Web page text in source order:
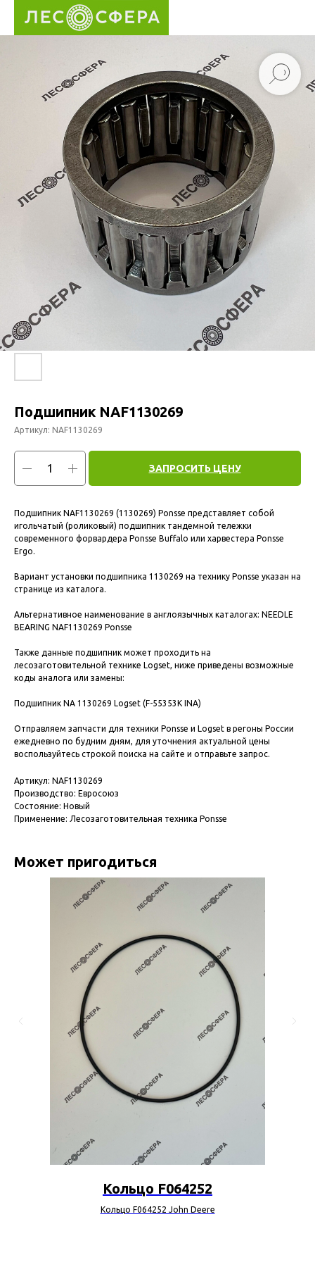
Подшипник NAF1130269
Артикул: NAF1130269
ЗАПРОСИТЬ ЦЕНУ
Подшипник NAF1130269 (1130269) Ponsse представляет собой
игольчатый (роликовый) подшипник тандемной тележки
современного форвардера Ponsse Buffalo или харвестера Ponsse
Ergo.
Вариант установки подшипника 1130269 на технику Ponsse указан на
странице из каталога.
Альтернативное наименование в англоязычных каталогах: NEEDLE
BEARING NAF1130269 Ponsse
Также данные подшипник может проходить на
лесозаготовительной технике Logset, ниже приведены возможные
коды аналога или замены:
Подшипник NA 1130269 Logset (F-55353K INA)
Отправляем запчасти для техники Ponsse и Logset в регоны России
ежедневно по будним дням, для уточнения актуальной цены
воспользуйтесь строкой поиска на сайте и отправьте запрос.
Артикул: NAF1130269
Производство: Евросоюз
Состояние: Новый
Применение: Лесозаготовительная техника Ponsse
Может пригодиться
Кольцо F064252
Кольцо F064252 John Deere